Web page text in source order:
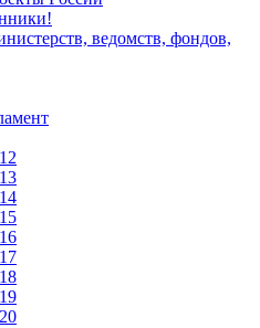
ведомств, фондов,